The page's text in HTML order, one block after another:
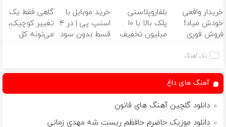
🌸 بلفا با 25%
تخفیف
خریدار واقعی
خودش میاد!
فروش فوری
مکانیک
بلفاروپلاستی
پلک بالا با ۱۰
میلیون تخفیف
خرید موبایل با
اسنپ پی | در ۴
قسط بدون سود
گاهی فقط یک
تغییر کوچیک،
می‌تونه کل
تک آهنگ
آهنگ های داغ
دانلود گلچین آهنگ های قانون
دانلود موزیک حاضرم حافظم ریست شه مهدی زمانی